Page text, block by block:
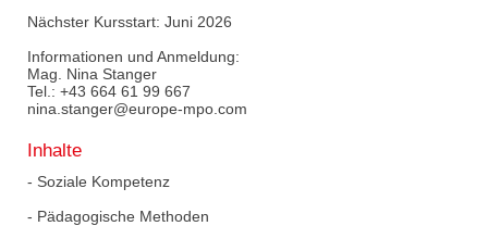
Nächster Kursstart: Juni 2026
Informationen und Anmeldung:
Mag. Nina Stanger
Tel.: +43 664 61 99 667
nina.stanger@europe-mpo.com
Inhalte
- Soziale Kompetenz
- Pädagogische Methoden